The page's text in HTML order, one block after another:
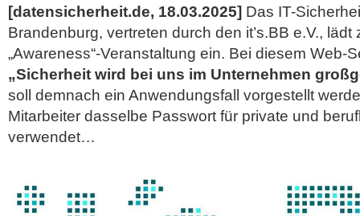
[datensicherheit.de, 18.03.2025] Das IT-
Brandenburg, vertreten durch den it’s.BB e.V.,
„Awareness“-Veranstaltung ein. Bei diesem Web-
„Sicherheit wird bei uns im Unternehmen
soll demnach ein Anwendungsfall vorgestellt
Mitarbeiter dasselbe Passwort für private und
verwendet…